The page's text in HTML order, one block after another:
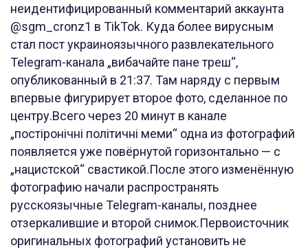
неидентифицированный комментарий аккаунта
@sgm_cronz1 в TikTok. Куда более вирусным
стал пост украиноязычного развлекательного
Telegram-канала „вибачайте пане треш“,
опубликованный в 21:37. Там наряду с первым
впервые фигурирует второе фото, сделанное по
центру.Всего через 20 минут в канале
„постіронічні політичні меми“ одна из фотографий
появляется уже повёрнутой горизонтально — с
„нацистской“ свастикой.После этого изменённую
фотографию начали распространять
русскоязычные Telegram-каналы, позднее
отзеркалившие и второй снимок.Первоисточник
оригинальных фотографий установить не